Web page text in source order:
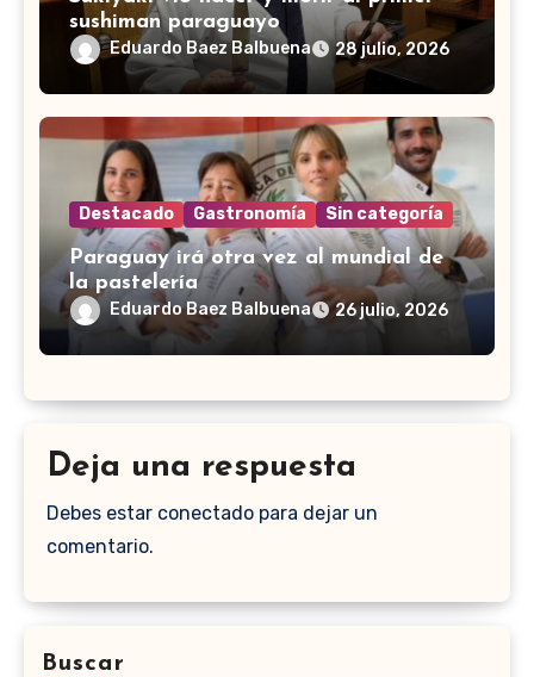
sushiman paraguayo
Eduardo Baez Balbuena 28 julio, 2026
Destacado Gastronomía Sin categoría
Paraguay irá otra vez al mundial de
la pastelería
Eduardo Baez Balbuena 26 julio, 2026
Deja una respuesta
Debes estar conectado para dejar un
comentario.
Buscar